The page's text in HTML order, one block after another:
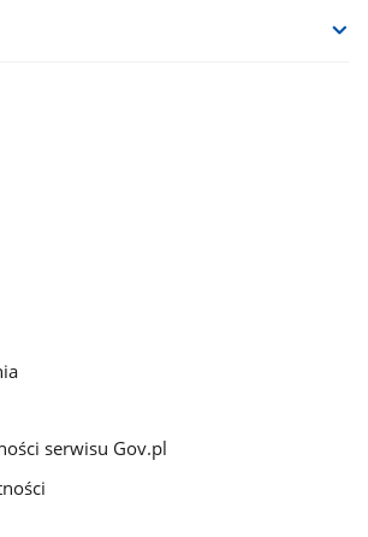
serwisu Gov.pl